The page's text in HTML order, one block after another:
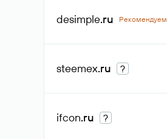
desimple.ru Рекомендуем
steemex.ru ?
ifcon.ru ?